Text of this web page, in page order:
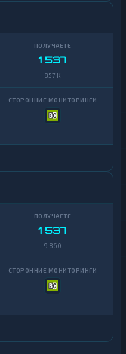
1 537
857 K
1 537
9 860